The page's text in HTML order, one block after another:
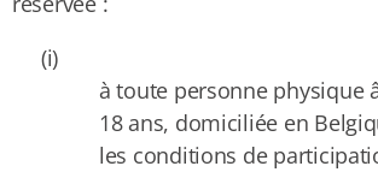
(i)
à toute personne physique
18 ans, domiciliée en
les conditions de